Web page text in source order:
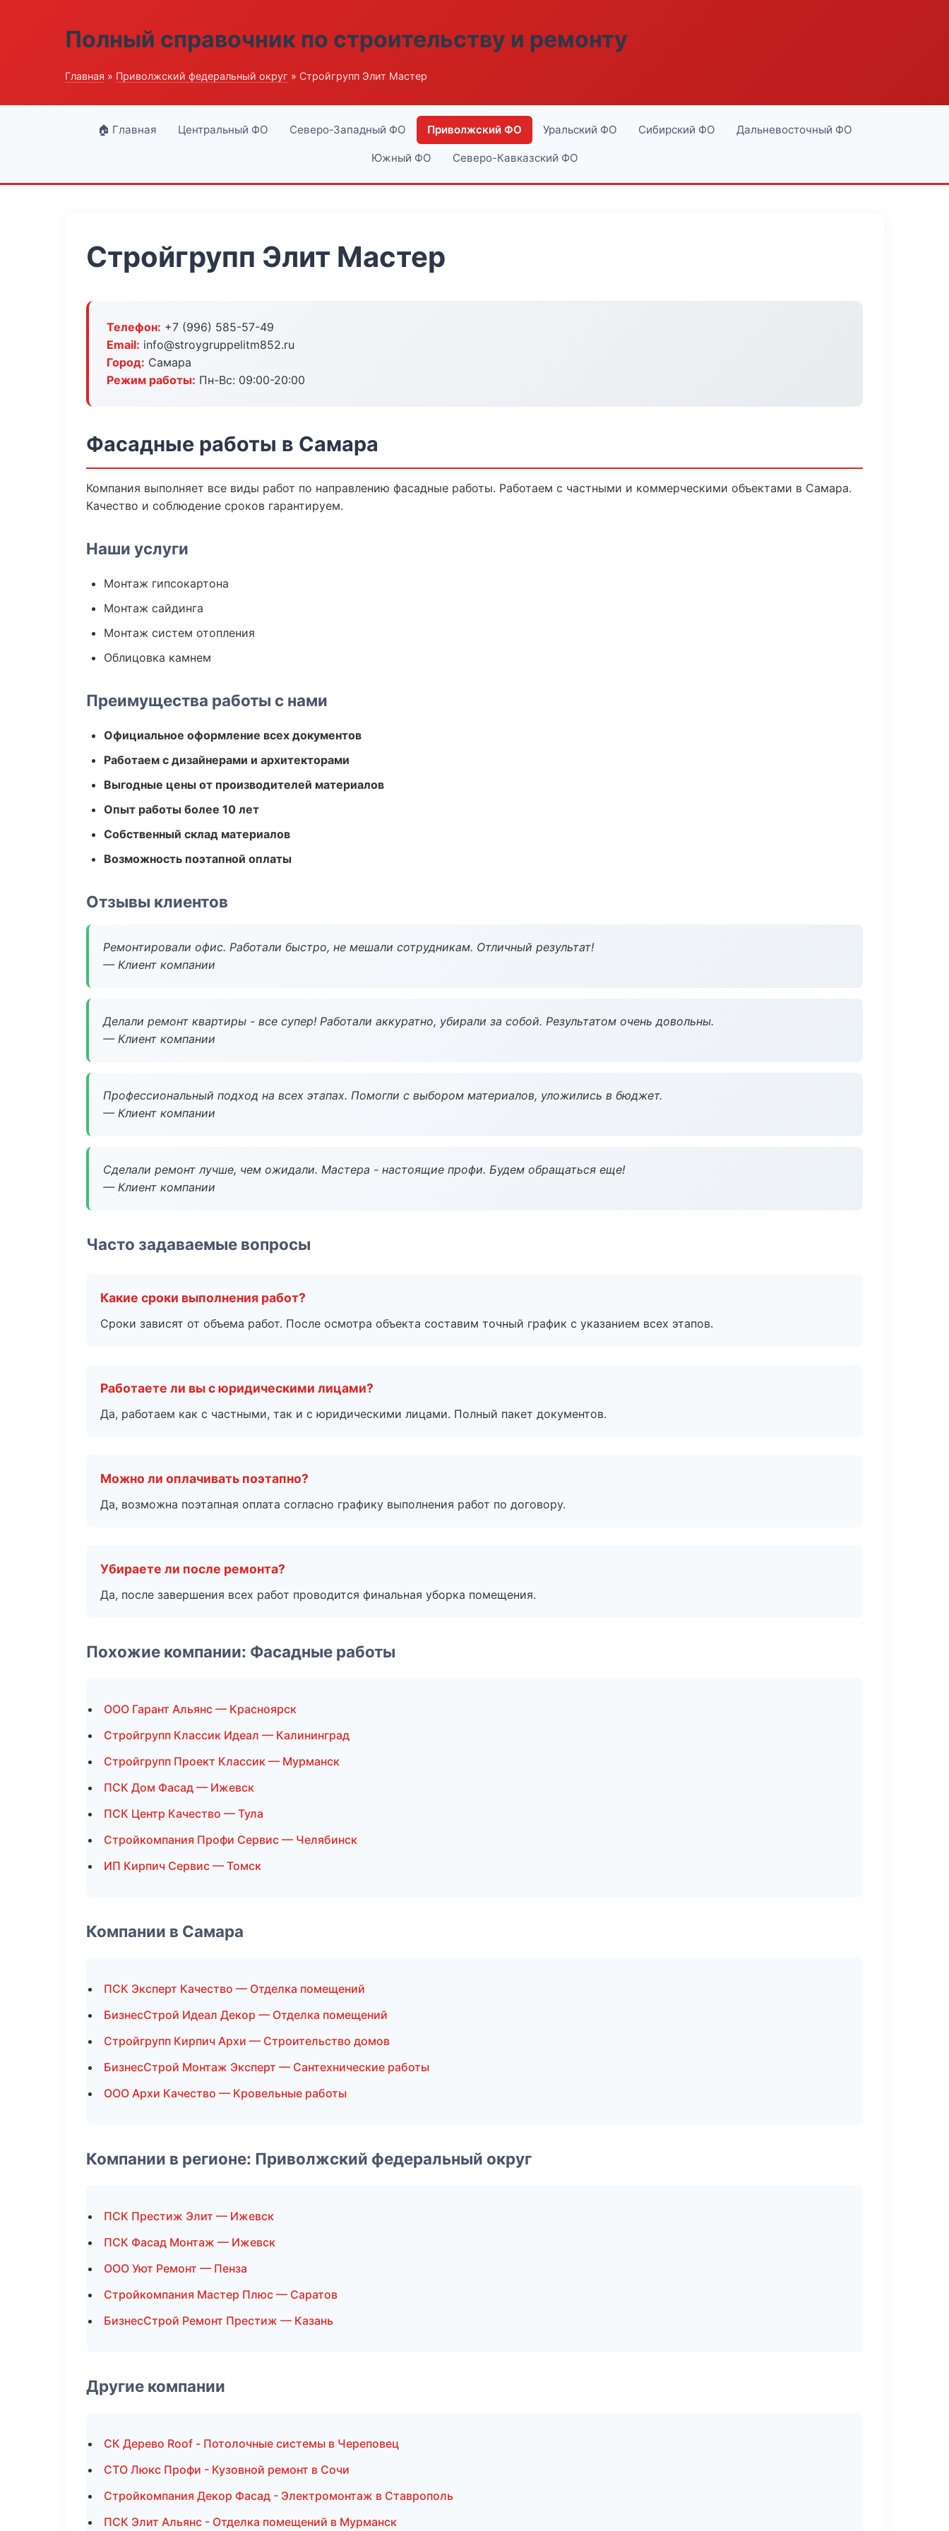
Полный справочник по строительству и ремонту
Главная » Приволжский федеральный округ » Стройгрупп Элит Мастер
🏠 Главная Центральный ФО Северо-Западный ФО Приволжский ФО Уральский ФО Сибирский ФО Дальневосточный ФО
Южный ФО Северо-Кавказский ФО
Стройгрупп Элит Мастер
Телефон: +7 (996) 585-57-49
Email: info@stroygruppelitm852.ru
Город: Самара
Режим работы: Пн-Вс: 09:00-20:00
Фасадные работы в Самара
Компания выполняет все виды работ по направлению фасадные работы. Работаем с частными и коммерческими объектами в Самара.
Качество и соблюдение сроков гарантируем.
Наши услуги
Монтаж гипсокартона
Монтаж сайдинга
Монтаж систем отопления
Облицовка камнем
Преимущества работы с нами
Официальное оформление всех документов
Работаем с дизайнерами и архитекторами
Выгодные цены от производителей материалов
Опыт работы более 10 лет
Собственный склад материалов
Возможность поэтапной оплаты
Отзывы клиентов
Ремонтировали офис. Работали быстро, не мешали сотрудникам. Отличный результат!
— Клиент компании
Делали ремонт квартиры - все супер! Работали аккуратно, убирали за собой. Результатом очень довольны.
— Клиент компании
Профессиональный подход на всех этапах. Помогли с выбором материалов, уложились в бюджет.
— Клиент компании
Сделали ремонт лучше, чем ожидали. Мастера - настоящие профи. Будем обращаться еще!
— Клиент компании
Часто задаваемые вопросы
Какие сроки выполнения работ?
Сроки зависят от объема работ. После осмотра объекта составим точный график с указанием всех этапов.
Работаете ли вы с юридическими лицами?
Да, работаем как с частными, так и с юридическими лицами. Полный пакет документов.
Можно ли оплачивать поэтапно?
Да, возможна поэтапная оплата согласно графику выполнения работ по договору.
Убираете ли после ремонта?
Да, после завершения всех работ проводится финальная уборка помещения.
Похожие компании: Фасадные работы
ООО Гарант Альянс — Красноярск
Стройгрупп Классик Идеал — Калининград
Стройгрупп Проект Классик — Мурманск
ПСК Дом Фасад — Ижевск
ПСК Центр Качество — Тула
Стройкомпания Профи Сервис — Челябинск
ИП Кирпич Сервис — Томск
Компании в Самара
ПСК Эксперт Качество — Отделка помещений
БизнесСтрой Идеал Декор — Отделка помещений
Стройгрупп Кирпич Архи — Строительство домов
БизнесСтрой Монтаж Эксперт — Сантехнические работы
ООО Архи Качество — Кровельные работы
Компании в регионе: Приволжский федеральный округ
ПСК Престиж Элит — Ижевск
ПСК Фасад Монтаж — Ижевск
ООО Уют Ремонт — Пенза
Стройкомпания Мастер Плюс — Саратов
БизнесСтрой Ремонт Престиж — Казань
Другие компании
СК Дерево Roof - Потолочные системы в Череповец
СТО Люкс Профи - Кузовной ремонт в Сочи
Стройкомпания Декор Фасад - Электромонтаж в Ставрополь
ПСК Элит Альянс - Отделка помещений в Мурманск